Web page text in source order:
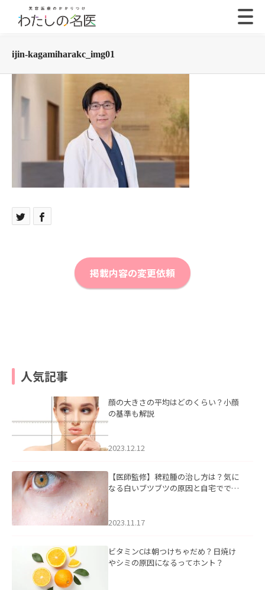
ijin-kagamiharakc_img01
掲載内容の変更依頼
人気記事
顔の大きさの平均はどのくらい？小顔
の基準も解説
2023.12.12
【医師監修】稗粒腫の治し方は？気に
なる白いブツブツの原因と自宅ででき
2023.11.17
ビタミンCは朝つけちゃだめ？日焼け
やシミの原因になるってホント？